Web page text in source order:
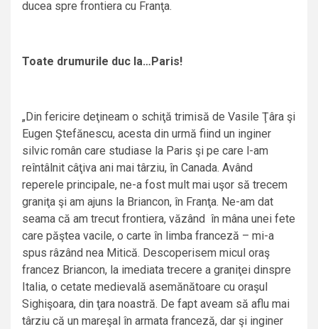
ducea spre frontiera cu Franţa.
Toate drumurile duc la…Paris!
„Din fericire deţineam o schiţă trimisă de Vasile Ţâra şi
Eugen Ştefănescu, acesta din urmă fiind un inginer
silvic român care studiase la Paris şi pe care l-am
reîntâlnit câţiva ani mai târziu, în Canada. Având
reperele principale, ne-a fost mult mai uşor să trecem
graniţa şi am ajuns la Briancon, în Franţa. Ne-am dat
seama că am trecut frontiera, văzând în mâna unei fete
care păştea vacile, o carte în limba franceză – mi-a
spus râzând nea Mitică. Descoperisem micul oraş
francez Briancon, la imediata trecere a graniţei dinspre
Italia, o cetate medievală asemănătoare cu oraşul
Sighişoara, din ţara noastră. De fapt aveam să aflu mai
târziu că un mareşal în armata franceză, dar şi inginer